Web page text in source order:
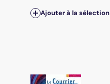
Ajouter à la sélection